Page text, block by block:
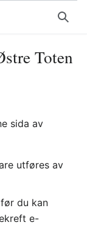
Søk
Toten
sida av
utføres av
du kan
e-